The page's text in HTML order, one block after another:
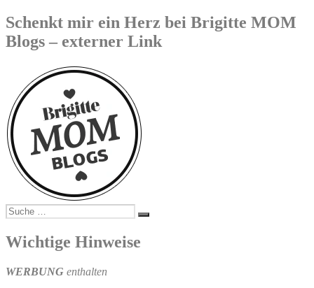
Schenkt mir ein Herz bei Brigitte MOM
Blogs – externer Link
Suche
nach:
Suchen
Wichtige Hinweise
WERBUNG enthalten